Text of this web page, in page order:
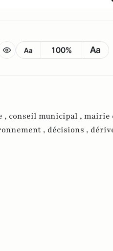
Aa 100% Aa
, conseil municipal , mairie
, décisions ,